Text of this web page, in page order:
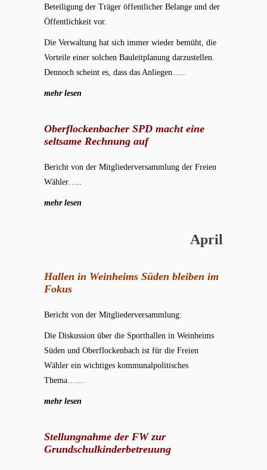
Beteiligung der Träger öffentlicher Belange und der
Öffentlichkeit vor.
Die Verwaltung hat sich immer wieder bemüht, die
Vorteile einer solchen Bauleitplanung darzustellen.
Dennoch scheint es, dass das Anliegen…..
mehr lesen
Oberflockenbacher SPD macht eine
seltsame Rechnung auf
Bericht von der Mitgliederversammlung der Freien
Wähler…..
mehr lesen
April
Hallen in Weinheims Süden bleiben im
Fokus
Bericht von der Mitgliederversammlung:
Die Diskussion über die Sporthallen in Weinheims
Süden und Oberflockenbach ist für die Freien
Wähler ein wichtiges kommunalpolitisches
Thema……
mehr lesen
Stellungnahme der FW zur
Grundschulkinderbetreuung